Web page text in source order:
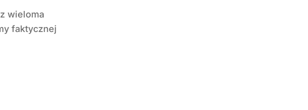
faktycznej